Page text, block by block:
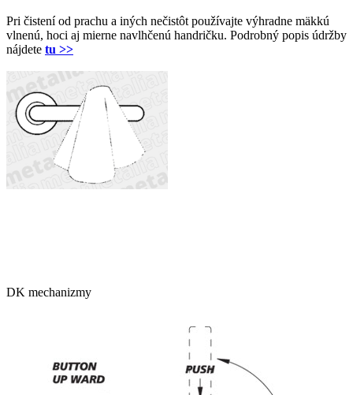
Pri čistení od prachu a iných nečistôt používajte výhradne mäkkú
vlnenú, hoci aj mierne navlhčenú handričku. Podrobný popis údržby
nájdete tu >>
DK mechanizmy